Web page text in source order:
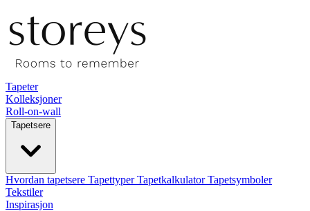
Tapeter
Kolleksjoner
Roll-on-wall
Tapetsere
Hvordan tapetsere TapettyperTapetkalkulatorTapetsymboler
Tekstiler
Inspirasjon